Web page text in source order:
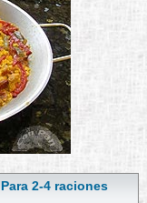
Para 2-4 raciones